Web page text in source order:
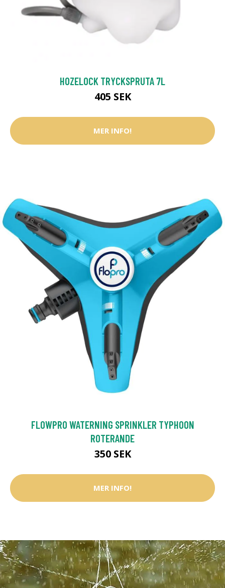
HOZELOCK TRYCKSPRUTA 7L
405 SEK
MER INFO!
FLOWPRO WATERNING SPRINKLER TYPHOON
ROTERANDE
350 SEK
MER INFO!